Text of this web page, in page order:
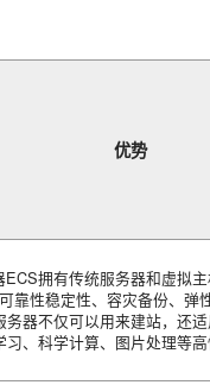
优势
ECS拥有传统服务器和虚拟
靠性稳定性、容灾备份、弹
务器不仅可以用来建站，还适
习、科学计算、图片处理等高